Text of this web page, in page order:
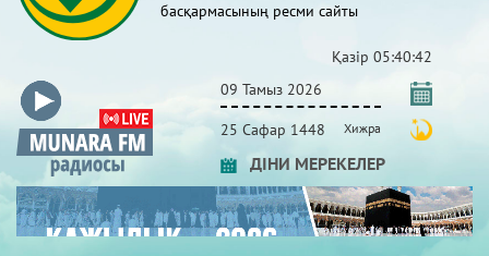
басқармасының ресми сайты
Қазір 05:40:43
09 Тамыз 2026
25 Сафар 1448 Хижра
ДІНИ МЕРЕКЕЛЕР